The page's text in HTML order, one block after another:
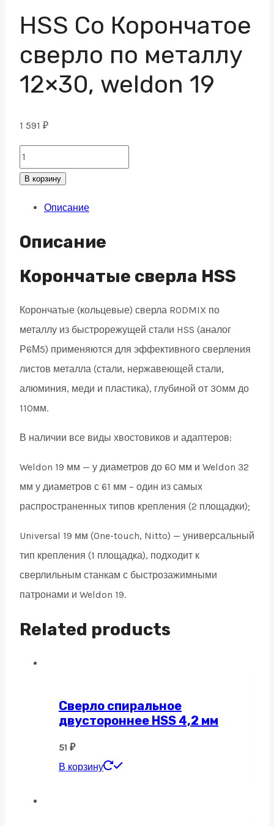
HSS Co Корончатое
сверло по металлу
12×30, weldon 19
1 591 ₽
HSS
Co
сверло
12x30,
19
quantity
В корзину
Описание
Описание
Корончатые сверла HSS
Корончатые (кольцевые) сверла RODMIX по
металлу из быстрорежущей стали HSS (аналог
Р6М5) применяются для эффективного сверления
листов металла (стали, нержавеющей стали,
алюминия, меди и пластика), глубиной от 30мм до
110мм.
В наличии все виды хвостовиков и адаптеров:
Weldon 19 мм — у диаметров до 60 мм и Weldon 32
мм у диаметров с 61 мм – один из самых
распространенных типов крепления (2 площадки);
Universal 19 мм (One-touch, Nitto) — универсальный
тип крепления (1 площадка), подходит к
сверлильным станкам с быстрозажимными
патронами и Weldon 19.
Related products
Сверло спиральное
двустороннее HSS 4,2 мм
51 ₽
В корзину